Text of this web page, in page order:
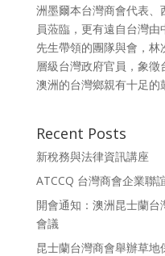
洲墨爾本台灣商會代表
員蒞臨，更有遠自台灣
先生帶領的團隊與會，
層級台灣政府官員，象
澳洲的台灣鄉親有十足的
Recent Posts
新稅務與法律資訊講座
ATCCQ 台灣商會企業聯
開會通知：澳洲昆士蘭
會議
昆士蘭台灣商會舉辦草